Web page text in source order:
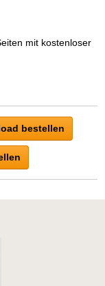
hierhin, um
mit kostenloser
bestellen